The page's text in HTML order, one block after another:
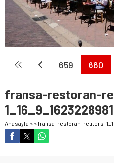
659 660
fransa-restoran-
Anasayfa » »fransa-restoran-reuters-